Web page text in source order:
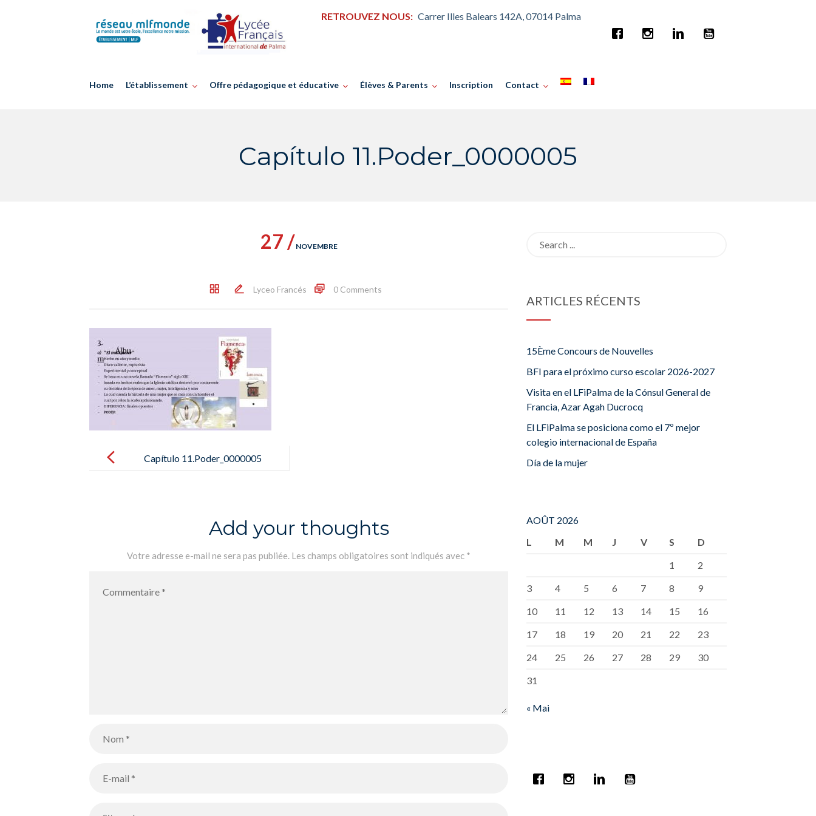
RETROUVEZ NOUS: Carrer Illes Balears 142A, 07014 Palma
Home L’établissement Offre pédagogique et éducative Élèves & Parents Inscription Contact
Capítulo 11.Poder_0000005
27 / NOVEMBRE
Lyceo Francés 0 Comments
navigation
Capítulo 11.Poder_0000005
Add your thoughts
Votre adresse e-mail ne sera pas publiée. Les champs obligatoires sont indiqués avec *
ARTICLES RÉCENTS
15Ème Concours de Nouvelles
BFI para el próximo curso escolar 2026-2027
Visita en el LFiPalma de la Cónsul General de
Francia, Azar Agah Ducrocq
El LFiPalma se posiciona como el 7º mejor
colegio internacional de España
Día de la mujer
AOÛT 2026
L
M M J V S
D
1
2
3
4 5 6 7 8
9
10
11 12 13 14 15
16
17
18 19 20 21 22
23
24
25 26 27 28 29
30
31
« Mai